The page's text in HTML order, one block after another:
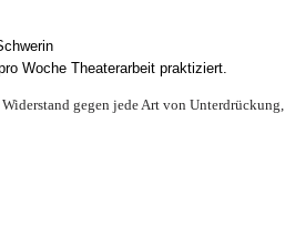
Woche Theaterarbeit praktiziert.
gegen jede Art von Unterdrückung,